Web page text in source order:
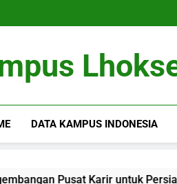
DATA KAMPUS INDONESIA
Pusat Karir untuk Persiapan